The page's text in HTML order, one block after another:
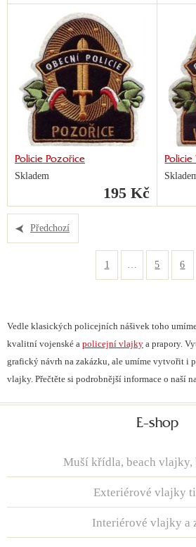
Policie Pozořice
Skladem
195 Kč
Předchozí
1 … 5 6
Vedle klasických policejních nášivek toho
kvalitní vojenské a policejní vlajky a prapory.
grafický návrh na zakázku, ale umíme vytvořit i
vlajky. Přečtěte si podrobnější informace o naší
E-shop
Muší křídla, beach vlajky,
Exteriérové vlajky
Interiérové vlajky a